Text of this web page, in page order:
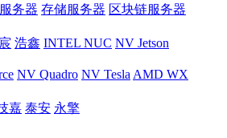
务器 存储服务器 区块链服务器
浩鑫 INTEL NUC NV Jetson
NV Quadro NV Tesla AMD WX
嘉 泰安 永擎